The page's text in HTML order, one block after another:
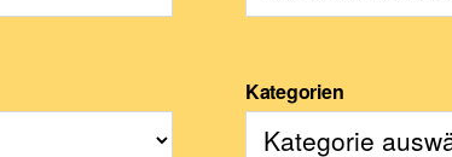
Kategorien